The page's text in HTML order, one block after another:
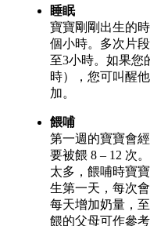
睡眠
寶寶剛剛出生的
個小時。多次片
至3小時。如果您
時），您可叫醒
加。
餵哺
第一週的寶寶會
要被餵 8 – 12 次
太多，餵哺時寶
生第一天，每次
每天增加奶量，
餵的父母可作參考